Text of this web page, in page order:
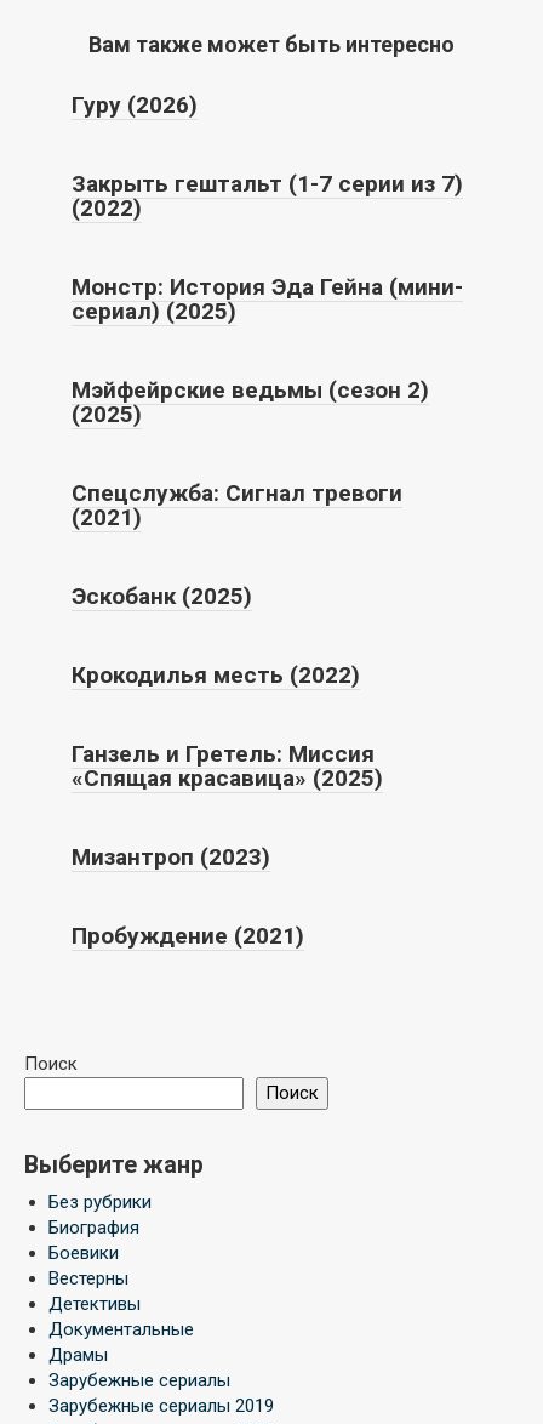
Вам также может быть интересно
Гуру (2026)
Закрыть гештальт (1-7 серии из 7)
(2022)
Монстр: История Эда Гейна (мини-
сериал) (2025)
Мэйфейрские ведьмы (сезон 2)
(2025)
Спецслужба: Сигнал тревоги
(2021)
Эскобанк (2025)
Крокодилья месть (2022)
Ганзель и Гретель: Миссия
«Спящая красавица» (2025)
Мизантроп (2023)
Пробуждение (2021)
Поиск
Поиск
Выберите жанр
Без рубрики
Биография
Боевики
Вестерны
Детективы
Документальные
Драмы
Зарубежные сериалы
Зарубежные сериалы 2019